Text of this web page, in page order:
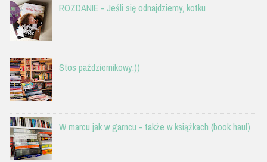
ROZDANIE - Jeśli się odnajdziemy, kotku
Stos październikowy:))
W marcu jak w garncu - także w książkach (book haul)